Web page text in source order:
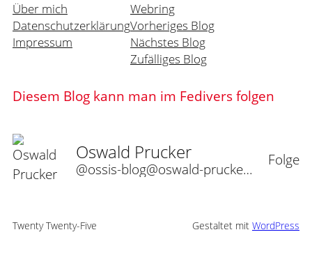
Über mich
Datenschutzerklärung
Impressum
Webring
Vorheriges Blog
Nächstes Blog
Zufälliges Blog
Diesem Blog kann man im Fedivers folgen
Oswald Prucker
@ossis-blog@oswald-prucker.de
Folge
Twenty Twenty-Five Gestaltet mit WordPress